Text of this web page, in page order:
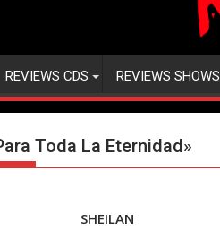
REVIEWS CDS REVIEWS SHOWS
Toda La Eternidad»
SHEILAN